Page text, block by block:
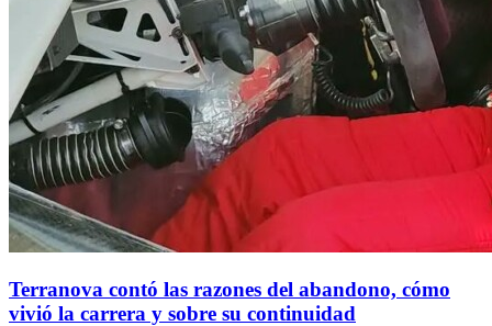
Terranova contó las razones del abandono, cómo
vivió la carrera y sobre su continuidad